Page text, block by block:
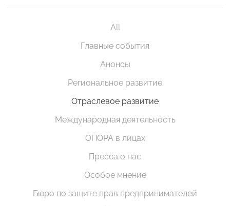
All
Главные события
Анонсы
Региональное развитие
Отраслевое развитие
Международная деятельность
ОПОРА в лицах
Пресса о нас
Особое мнение
Бюро по защите прав предпринимателей